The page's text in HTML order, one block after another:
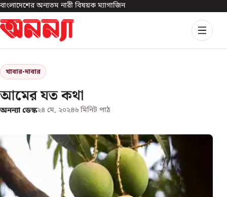
বাংলাদেশের অন্যতম নারী বিষয়ক ম্যাগাজিন
খাবার-দাবার
আমের যত কথা
অনন্যা ডেস্ক২৪ মে, ২০২৪৬ মিনিট পাঠ